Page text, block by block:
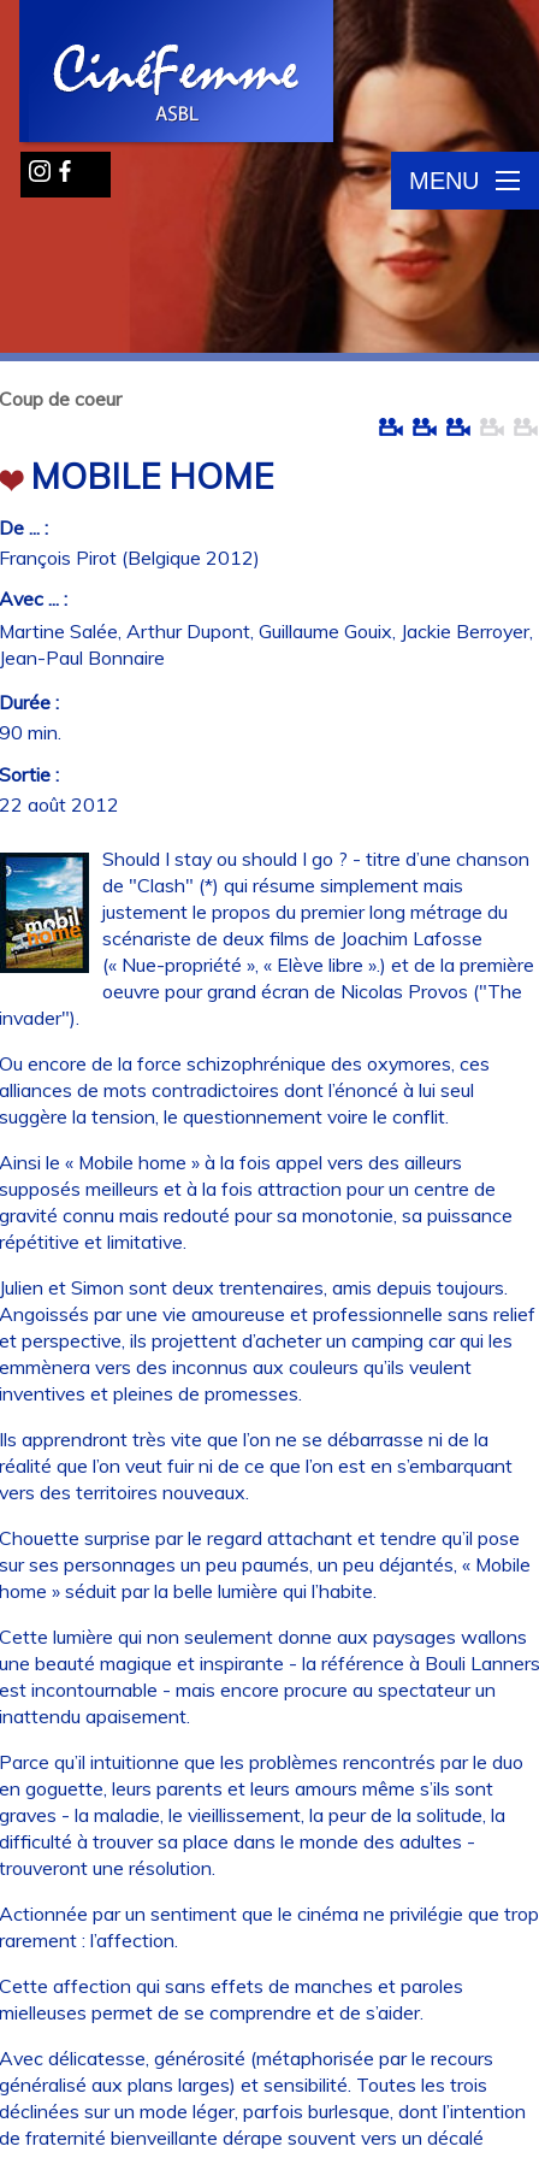
MENU
de coeur
MOBILE HOME
... :
Pirot (Belgique 2012)
... :
Salée, Arthur Dupont, Guillaume Gouix, Jackie Berroyer,
Paul Bonnaire
:
min.
:
août 2012
Should I stay ou should I go ? - titre d’une chanson
de "Clash" (*) qui résume simplement mais
justement le propos du premier long métrage du
scénariste de deux films de Joachim Lafosse
(« Nue-propriété », « Elève libre ».) et de la première
oeuvre pour grand écran de Nicolas Provos ("The
encore de la force schizophrénique des oxymores, ces
de mots contradictoires dont l’énoncé à lui seul
la tension, le questionnement voire le conflit.
le « Mobile home » à la fois appel vers des ailleurs
meilleurs et à la fois attraction pour un centre de
connu mais redouté pour sa monotonie, sa puissance
et limitative.
et Simon sont deux trentenaires, amis depuis toujours.
par une vie amoureuse et professionnelle sans relief
perspective, ils projettent d’acheter un camping car qui les
vers des inconnus aux couleurs qu’ils veulent
et pleines de promesses.
apprendront très vite que l’on ne se débarrasse ni de la
que l’on veut fuir ni de ce que l’on est en s’embarquant
des territoires nouveaux.
surprise par le regard attachant et tendre qu’il pose
ses personnages un peu paumés, un peu déjantés, « Mobile
» séduit par la belle lumière qui l’habite.
lumière qui non seulement donne aux paysages wallons
beauté magique et inspirante - la référence à Bouli Lanners
incontournable - mais encore procure au spectateur un
apaisement.
qu’il intuitionne que les problèmes rencontrés par le duo
goguette, leurs parents et leurs amours même s’ils sont
- la maladie, le vieillissement, la peur de la solitude, la
à trouver sa place dans le monde des adultes -
une résolution.
par un sentiment que le cinéma ne privilégie que trop
: l’affection.
affection qui sans effets de manches et paroles
permet de se comprendre et de s’aider.
délicatesse, générosité (métaphorisée par le recours
aux plans larges) et sensibilité. Toutes les trois
sur un mode léger, parfois burlesque, dont l’intention
fraternité bienveillante dérape souvent vers un décalé